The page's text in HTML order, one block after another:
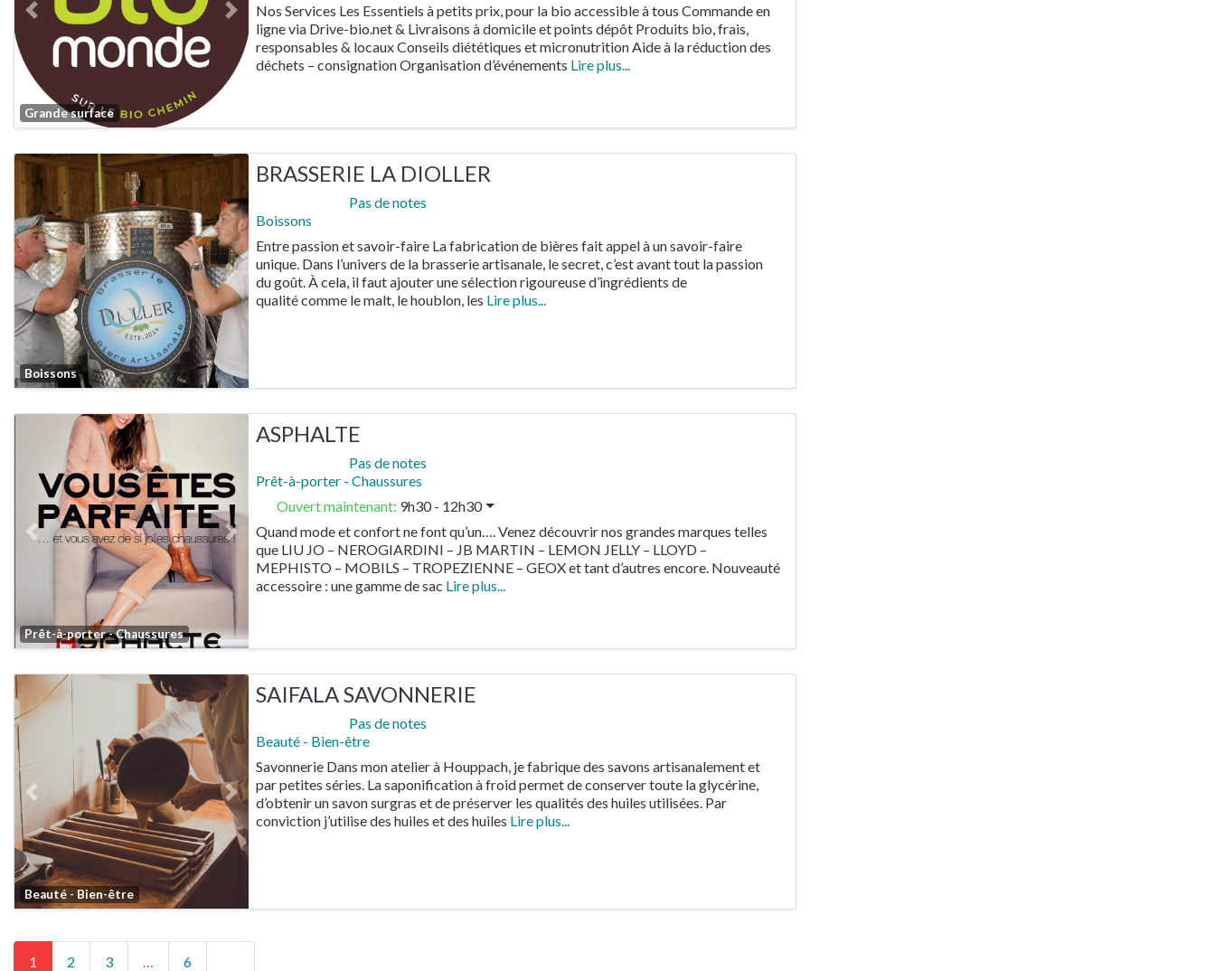
Grande surface
Previous NextNos Services Les Essentiels à petits prix, pour la bio accessible à tous Commande en
ligne via Drive-bio.net & Livraisons à domicile et points dépôt Produits bio, frais,
responsables & locaux Conseils diététiques et micronutrition Aide à la réduction des
déchets – consignation Organisation d’événements Lire plus...
Favorite
Boissons
Previous Next
BRASSERIE LA DIOLLER
Pas de notes
Boissons
Entre passion et savoir-faire La fabrication de bières fait appel à un savoir-faire
unique. Dans l’univers de la brasserie artisanale, le secret, c’est avant tout la passion
du goût. À cela, il faut ajouter une sélection rigoureuse d’ingrédients de
qualité comme le malt, le houblon, les Lire plus...
Favorite
Prêt-à-porter - Chaussures
Previous Next
ASPHALTE
Pas de notes
Prêt-à-porter - Chaussures
Ouvert maintenant: 9h30 - 12h30
Quand mode et confort ne font qu’un…. Venez découvrir nos grandes marques telles
que LIU JO – NEROGIARDINI – JB MARTIN – LEMON JELLY – LLOYD –
MEPHISTO – MOBILS – TROPEZIENNE – GEOX et tant d’autres encore. Nouveauté
accessoire : une gamme de sac Lire plus...
Beauté - Bien-être
Previous Next
SAIFALA SAVONNERIE
Pas de notes
Beauté - Bien-être
Savonnerie Dans mon atelier à Houppach, je fabrique des savons artisanalement et
par petites séries. La saponification à froid permet de conserver toute la glycérine,
d’obtenir un savon surgras et de préserver les qualités des huiles utilisées. Par
conviction j’utilise des huiles et des huiles Lire plus...
Posts navigation
1 2 3 … 6